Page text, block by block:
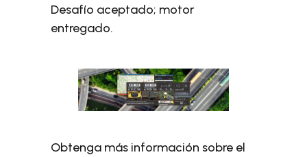
Desafío aceptado; motor
entregado.
Obtenga más información sobre el